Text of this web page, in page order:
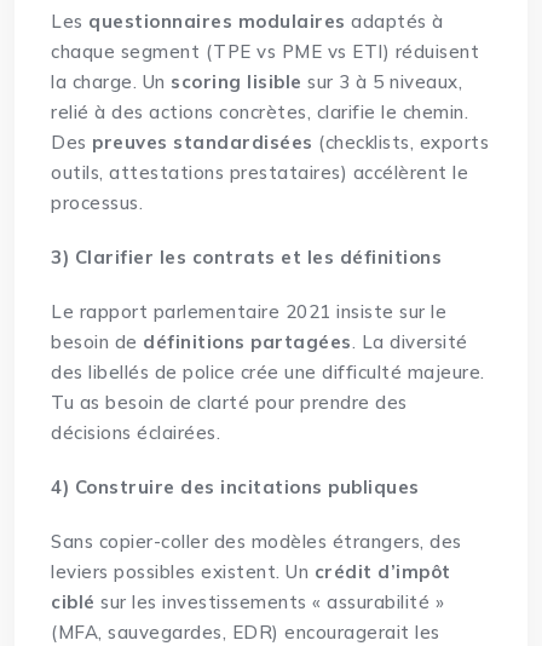
Les questionnaires modulaires adaptés à
chaque segment (TPE vs PME vs ETI) réduisent
la charge. Un scoring lisible sur 3 à 5 niveaux,
relié à des actions concrètes, clarifie le chemin.
Des preuves standardisées (checklists, exports
outils, attestations prestataires) accélèrent le
processus.
3) Clarifier les contrats et les définitions
Le rapport parlementaire 2021 insiste sur le
besoin de définitions partagées . La diversité
des libellés de police crée une difficulté majeure.
Tu as besoin de clarté pour prendre des
décisions éclairées.
4) Construire des incitations publiques
Sans copier-coller des modèles étrangers, des
leviers possibles existent. Un crédit d’impôt
ciblé sur les investissements « assurabilité »
(MFA, sauvegardes, EDR) encouragerait les